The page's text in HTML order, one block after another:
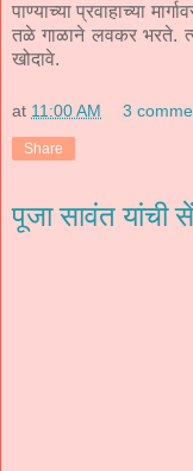
पाण्याच्या प्रवाहाच्या
तळे गाळाने लवकर भरते.
खोदावे.
at 11:00 AM 3
Share
पूजा सावंत यांची